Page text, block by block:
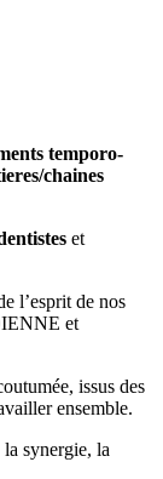
temporo-
chaines
et
l’esprit de nos
et
issus des
ensemble.
synergie, la